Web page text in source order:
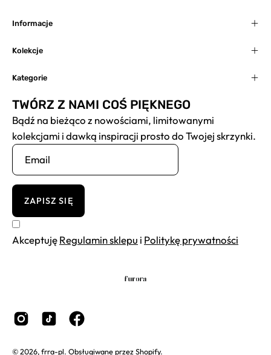
Informacje
Kolekcje
Kategorie
TWÓRZ Z NAMI COŚ PIĘKNEGO
Bądź na bieżąco z nowościami, limitowanymi
kolekcjami i dawką inspiracji prosto do Twojej skrzynki.
ZAPISZ SIĘ
AkceptujęRegulamin sklepu i Politykę prywatności
© 2026,frra-pl. Obsługiwane przezShopify.